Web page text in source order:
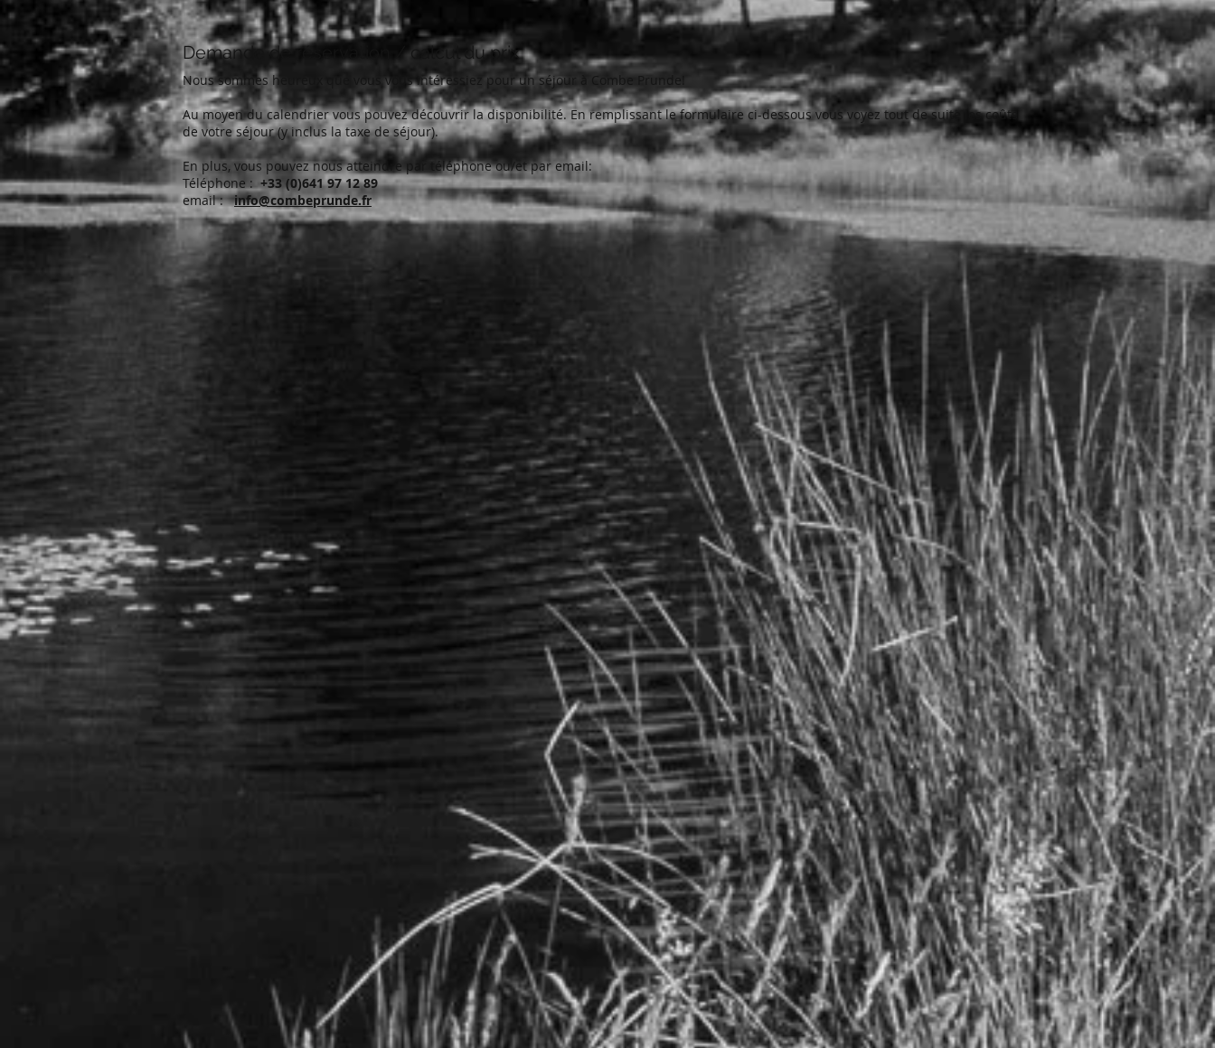
Demande de réservation / calcul du prix
Nous sommes heureux que vous vous intéressiez pour un séjour à Combe Prunde!
Au moyen du calendrier vous pouvez découvrir la disponibilité. En remplissant le formulaire ci-dessous vous voyez tout de suite les coûts
de votre séjour (y inclus la taxe de séjour).
En plus, vous pouvez nous atteindre par téléphone ou/et par email:
Téléphone :+33 (0)641 97 12 89
email :info@combeprunde.fr